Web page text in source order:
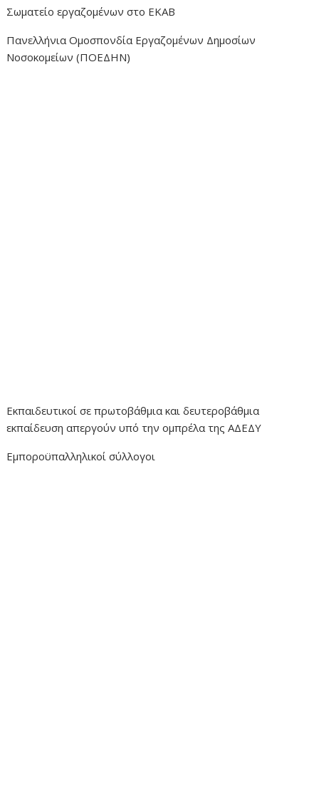
Σωματείο εργαζομένων στο ΕΚΑΒ
Πανελλήνια Ομοσπονδία Εργαζομένων Δημοσίων
Νοσοκομείων (ΠΟΕΔΗΝ)
Εκπαιδευτικοί σε πρωτοβάθμια και δευτεροβάθμια
εκπαίδευση απεργούν υπό την ομπρέλα της ΑΔΕΔΥ
Εμποροϋπαλληλικοί σύλλογοι